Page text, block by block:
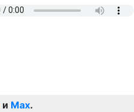
и Max.